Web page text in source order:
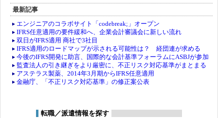
最新記事
エンジニアのコラボサイト「codebreak;」オープン
IFRS任意適用の要件緩和へ、企業会計審議会に新しい流れ
双日がIFRS適用 商社で3社目
IFRS適用のロードマップが示される可能性は？ 経団連が求める
今後のIFRS開発に助言、国際的な会計基準フォーラムにASBJが参加
監査法人の引き継ぎをより厳密に、不正リスク対応基準がまとまる
アステラス製薬、2014年3月期からIFRS任意適用
金融庁、「不正リスク対応基準」の修正案公表
転職／派遣情報を探す